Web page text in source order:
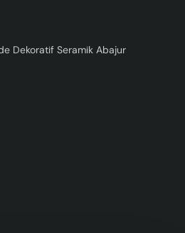
Dekoratif Seramik Abajur